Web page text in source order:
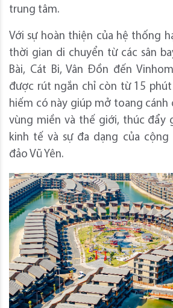
trung tâm.
Với sự hoàn thiện của hệ thống
thời gian di chuyển từ các sân
Bài, Cát Bi, Vân Đồn đến
được rút ngắn chỉ còn từ 15
hiếm có này giúp mở toang cánh
vùng miền và thế giới, thúc đẩy
kinh tế và sự đa dạng của
đảo Vũ Yên.